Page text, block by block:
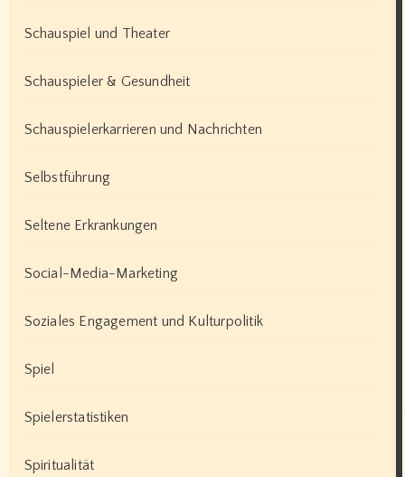
Schauspiel und Theater
Schauspieler & Gesundheit
Schauspielerkarrieren und Nachrichten
Selbstführung
Seltene Erkrankungen
Social-Media-Marketing
Soziales Engagement und Kulturpolitik
Spiel
Spielerstatistiken
Spiritualität